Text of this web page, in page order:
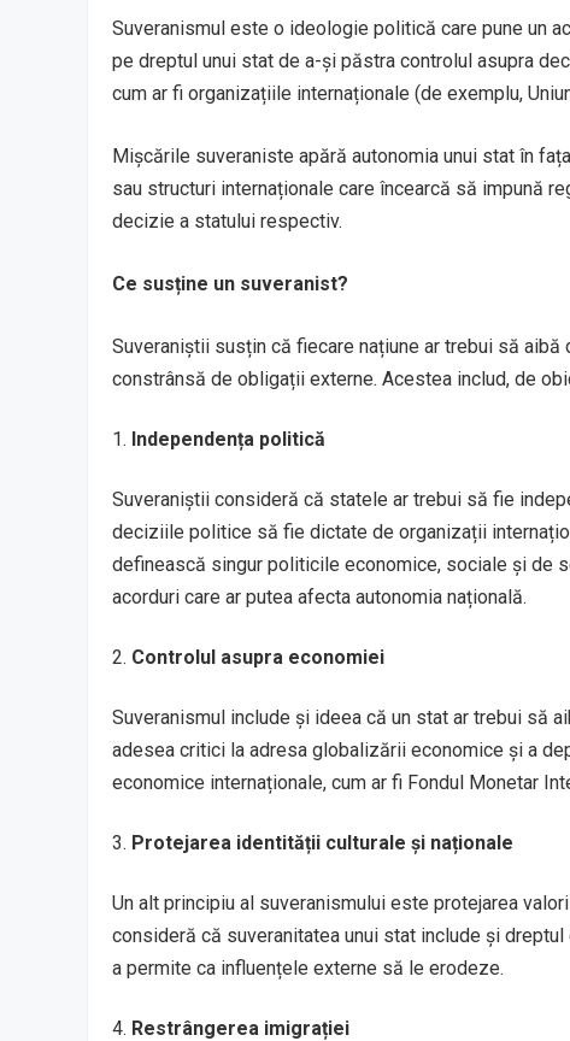
Suveranismul este o ideologie politică care pune un
pe dreptul unui stat de a-și păstra controlul asupra
cum ar fi organizațiile internaționale (de exemplu,
Mișcările suveraniste apără autonomia unui stat în
sau structuri internaționale care încearcă să impună
decizie a statului respectiv.
Ce susține un suveranist?
Suveraniștii susțin că fiecare națiune ar trebui să
constrânsă de obligații externe. Acestea includ, de
Independența politică
Suveraniștii consideră că statele ar trebui să fie
deciziile politice să fie dictate de organizații
definească singur politicile economice, sociale și de
acorduri care ar putea afecta autonomia națională.
Controlul asupra economiei
Suveranismul include și ideea că un stat ar trebui să
adesea critici la adresa globalizării economice și a
economice internaționale, cum ar fi Fondul Monetar
Protejarea identității culturale și naționale
Un alt principiu al suveranismului este protejarea
consideră că suveranitatea unui stat include și
a permite ca influențele externe să le erodeze.
Restrângerea imigrației